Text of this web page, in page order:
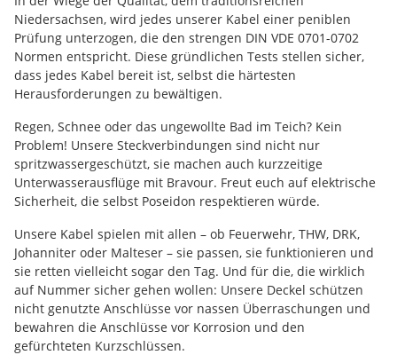
Niedersachsen, wird jedes unserer Kabel einer peniblen
Prüfung unterzogen, die den strengen DIN VDE 0701-0702
Normen entspricht. Diese gründlichen Tests stellen sicher,
dass jedes Kabel bereit ist, selbst die härtesten
Herausforderungen zu bewältigen.
Regen, Schnee oder das ungewollte Bad im Teich? Kein
Problem! Unsere Steckverbindungen sind nicht nur
spritzwassergeschützt, sie machen auch kurzzeitige
Unterwasserausflüge mit Bravour. Freut euch auf elektrische
Sicherheit, die selbst Poseidon respektieren würde.
Unsere Kabel spielen mit allen – ob Feuerwehr, THW, DRK,
Johanniter oder Malteser – sie passen, sie funktionieren und
sie retten vielleicht sogar den Tag. Und für die, die wirklich
auf Nummer sicher gehen wollen: Unsere Deckel schützen
nicht genutzte Anschlüsse vor nassen Überraschungen und
bewahren die Anschlüsse vor Korrosion und den
gefürchteten Kurzschlüssen.